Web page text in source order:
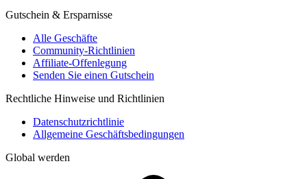
Gutschein & Ersparnisse
Alle Geschäfte
Community-Richtlinien
Affiliate-Offenlegung
Senden Sie einen Gutschein
Rechtliche Hinweise und Richtlinien
Datenschutzrichtlinie
Allgemeine Geschäftsbedingungen
Global werden